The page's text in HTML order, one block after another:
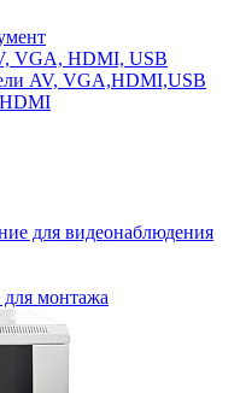
VGA, HDMI, USB
AV, VGA,HDMI,USB
для видеонаблюдения
для монтажа